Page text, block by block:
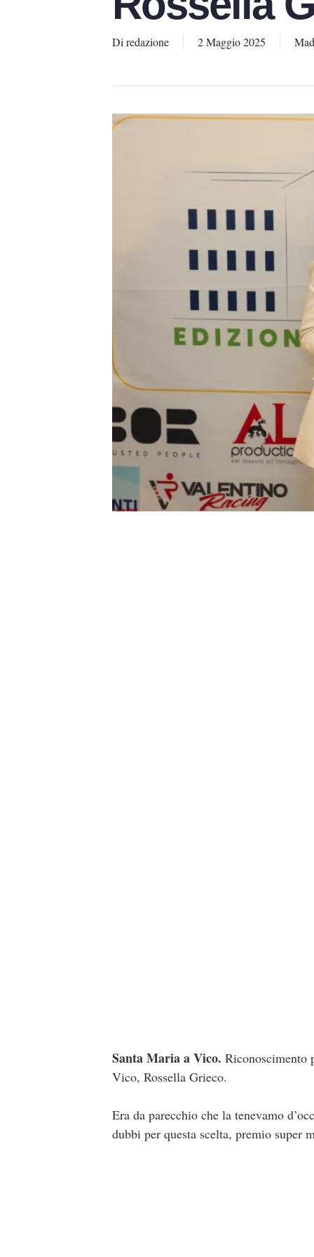
Di redazione 2 Maggio 2025
Santa Maria a Vico. Riconoscimento
Vico, Rossella Grieco.
Era da parecchio che la tenevamo
dubbi per questa scelta, premio super